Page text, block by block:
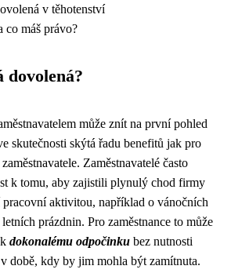
v těhotenství
co máš právo?
dovolená?
může znít na první pohled
skutečnosti skýtá řadu benefitů jak pro
Zaměstnavatelé často
k tomu, aby zajistili plynulý chod firmy
pracovní aktivitou, například o vánočních
prázdnin. Pro zaměstnance to může
dokonalému odpočinku bez nutnosti
době, kdy by jim mohla být zamítnuta.